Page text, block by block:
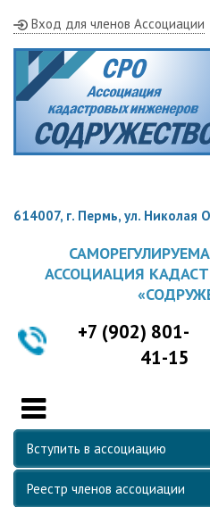
Вход для членов Ассоциации
614007, г. Пермь, ул. Николая
АССОЦИАЦИЯ
+7 (902) 801-
41-15
Вступить в ассоциацию
Реестр членов ассоциации